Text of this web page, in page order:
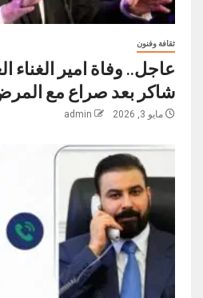
ثقافة وفنون
عاجل.. وفاة امير الغناء
شاكر بعد صراع مع
مايو 3, 2026 admin